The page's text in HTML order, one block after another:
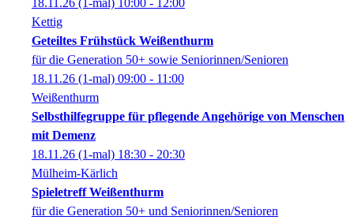
18.11.26 (1-mal) 10:00 - 12:00
Kettig
Geteiltes Frühstück Weißenthurm
für die Generation 50+ sowie Seniorinnen/Senioren
18.11.26 (1-mal) 09:00 - 11:00
Weißenthurm
Selbsthilfegruppe für pflegende Angehörige von Menschen
mit Demenz
18.11.26 (1-mal) 18:30 - 20:30
Mülheim-Kärlich
Spieletreff Weißenthurm
für die Generation 50+ und Seniorinnen/Senioren